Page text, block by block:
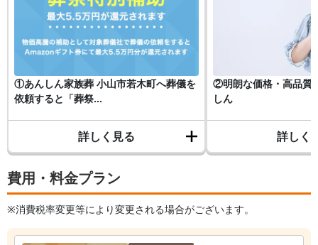
費用・料金プラン
※消費税率変更等により変更される場合がございます。
①あんしん家族葬 小山市若木町へ葬儀を
依頼すると「葬祭...
詳しく見る
②明朗な価格・高品質
しん
詳しく